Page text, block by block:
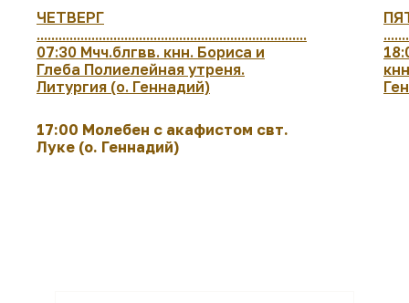
ЧЕТВЕРГ
..........................................................................
07:30 Мчч.блгвв. кнн. Бориса и
Глеба Полиелейная утреня.
Литургия (о. Геннадий)
17:00 Молебен с акафистом свт.
Луке (о. Геннадий)